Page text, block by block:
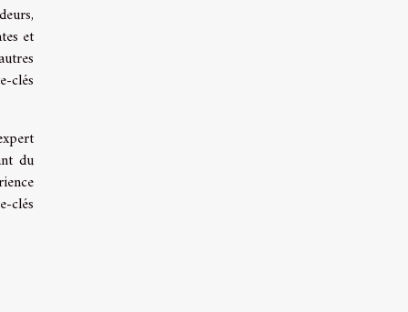
et
clés
du
clés